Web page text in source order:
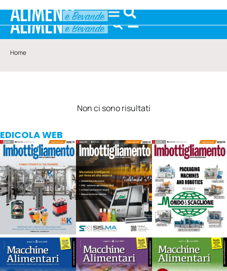
Home
Non ci sono risultati
EDICOLA WEB